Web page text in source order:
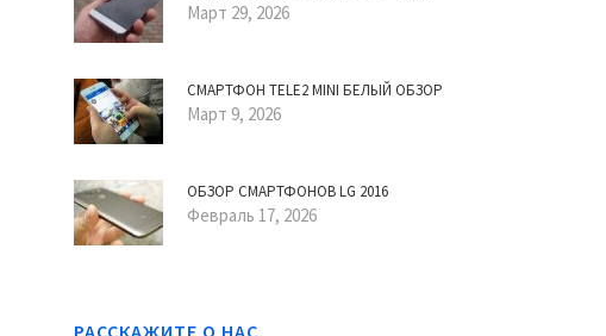
Март 29, 2026
СМАРТФОН TELE2 MINI БЕЛЫЙ ОБЗОР
Март 9, 2026
ОБЗОР СМАРТФОНОВ LG 2016
Февраль 17, 2026
РАССКАЖИТЕ О НАС